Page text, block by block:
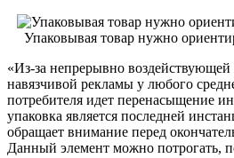
Упаковывая товар нужно
«Из-за непрерывно
навязчивой рекламы у любого
потребителя идет перенасыщение
упаковка является последней
обращает внимание перед
Данный элемент можно потрогать,